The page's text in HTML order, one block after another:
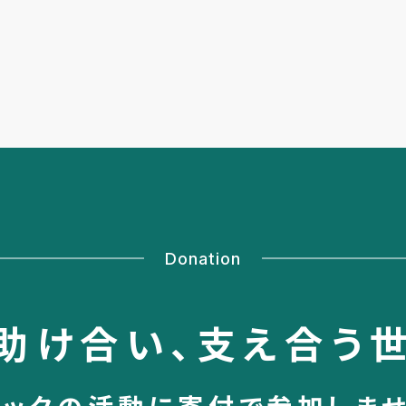
Donation
け合い、 支え合う